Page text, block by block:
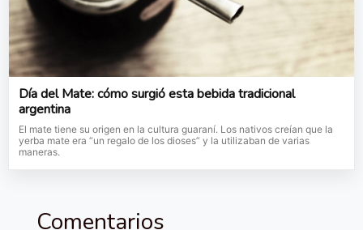
Día del Mate: cómo surgió esta bebida tradicional
argentina
El mate tiene su origen en la cultura guaraní. Los nativos creían que la
yerba mate era “un regalo de los dioses” y la utilizaban de varias
maneras.
Comentarios